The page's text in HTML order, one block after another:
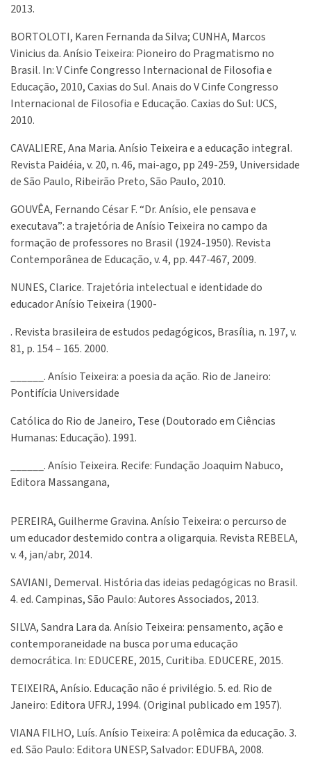
2013.
BORTOLOTI, Karen Fernanda da Silva; CUNHA, Marcos
Vinicius da. Anísio Teixeira: Pioneiro do Pragmatismo no
Brasil. In: V Cinfe Congresso Internacional de Filosofia e
Educação, 2010, Caxias do Sul. Anais do V Cinfe Congresso
Internacional de Filosofia e Educação. Caxias do Sul: UCS,
2010.
CAVALIERE, Ana Maria. Anísio Teixeira e a educação integral.
Revista Paidéia, v. 20, n. 46, mai-ago, pp 249-259, Universidade
de São Paulo, Ribeirão Preto, São Paulo, 2010.
GOUVÊA, Fernando César F. “Dr. Anísio, ele pensava e
executava”: a trajetória de Anísio Teixeira no campo da
formação de professores no Brasil (1924-1950). Revista
Contemporânea de Educação, v. 4, pp. 447-467, 2009.
NUNES, Clarice. Trajetória intelectual e identidade do
educador Anísio Teixeira (1900-
. Revista brasileira de estudos pedagógicos, Brasília, n. 197, v.
81, p. 154 – 165. 2000.
______. Anísio Teixeira: a poesia da ação. Rio de Janeiro:
Pontifícia Universidade
Católica do Rio de Janeiro, Tese (Doutorado em Ciências
Humanas: Educação). 1991.
______. Anísio Teixeira. Recife: Fundação Joaquim Nabuco,
Editora Massangana,
PEREIRA, Guilherme Gravina. Anísio Teixeira: o percurso de
um educador destemido contra a oligarquia. Revista REBELA,
v. 4, jan/abr, 2014.
SAVIANI, Demerval. História das ideias pedagógicas no Brasil.
4. ed. Campinas, São Paulo: Autores Associados, 2013.
SILVA, Sandra Lara da. Anísio Teixeira: pensamento, ação e
contemporaneidade na busca por uma educação
democrática. In: EDUCERE, 2015, Curitiba. EDUCERE, 2015.
TEIXEIRA, Anísio. Educação não é privilégio. 5. ed. Rio de
Janeiro: Editora UFRJ, 1994. (Original publicado em 1957).
VIANA FILHO, Luís. Anísio Teixeira: A polêmica da educação. 3.
ed. São Paulo: Editora UNESP, Salvador: EDUFBA, 2008.